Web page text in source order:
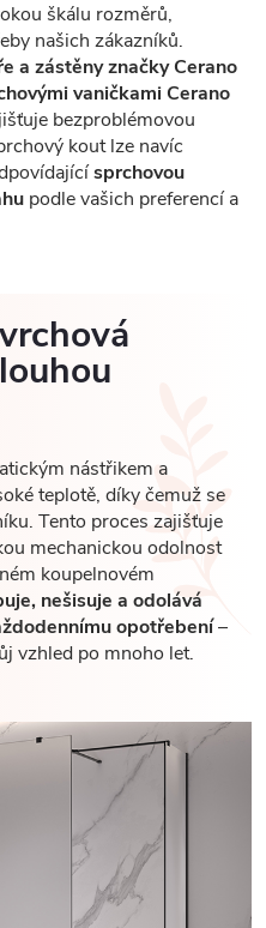
škálu rozměrů,
našich zákazníků.
a zástěny značky Cerano
vaničkami Cerano
bezproblémovou
kout lze navíc
sprchovou
podle vašich preferencí a
nástřikem a
teplotě, díky čemuž se
Tento proces zajišťuje
mechanickou odolnost
koupelnovém
nešisuje a odolává
opotřebení–
vzhled po mnoho let.